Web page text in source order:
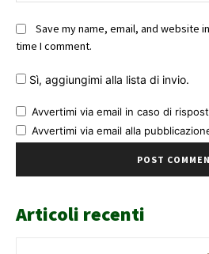
Save my name, email, and website
time I comment.
Sì, aggiungimi alla lista di invio.
Avvertimi via email in caso di
Avvertimi via email alla
Articoli recenti